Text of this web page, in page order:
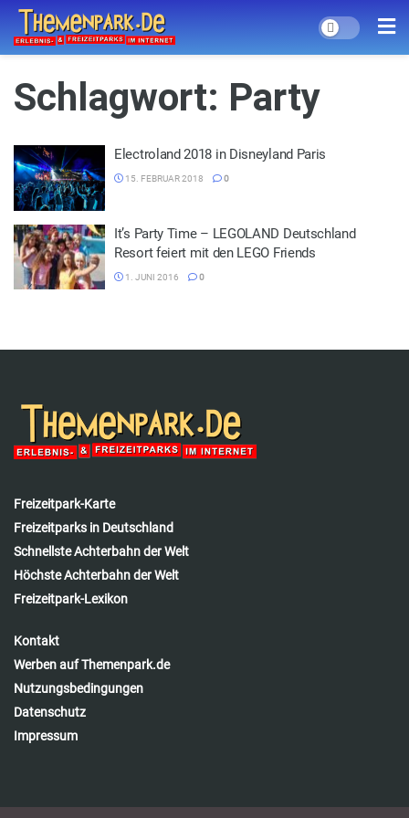
Schlagwort: Party
Electroland 2018 in Disneyland Paris
15. FEBRUAR 2018 0
It’s Party Time – LEGOLAND Deutschland
Resort feiert mit den LEGO Friends
1. JUNI 2016 0
Freizeitpark-Karte
Freizeitparks in Deutschland
Schnellste Achterbahn der Welt
Höchste Achterbahn der Welt
Freizeitpark-Lexikon
Kontakt
Werben auf Themenpark.de
Nutzungsbedingungen
Datenschutz
Impressum